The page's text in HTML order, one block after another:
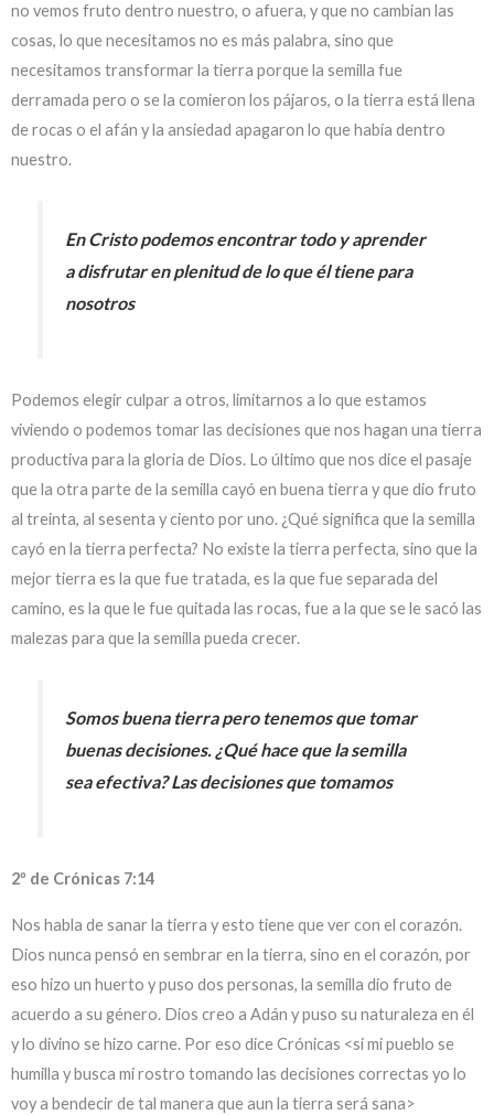
no vemos fruto dentro nuestro, o afuera, y que no cambian las
cosas, lo que necesitamos no es más palabra, sino que
necesitamos transformar la tierra porque la semilla fue
derramada pero o se la comieron los pájaros, o la tierra está llena
de rocas o el afán y la ansiedad apagaron lo que había dentro
nuestro.
En Cristo podemos encontrar todo y aprender
a disfrutar en plenitud de lo que él tiene para
nosotros
Podemos elegir culpar a otros, limitarnos a lo que estamos
viviendo o podemos tomar las decisiones que nos hagan una tierra
productiva para la gloria de Dios. Lo último que nos dice el pasaje
que la otra parte de la semilla cayó en buena tierra y que dio fruto
al treinta, al sesenta y ciento por uno. ¿Qué significa que la semilla
cayó en la tierra perfecta? No existe la tierra perfecta, sino que la
mejor tierra es la que fue tratada, es la que fue separada del
camino, es la que le fue quitada las rocas, fue a la que se le sacó las
malezas para que la semilla pueda crecer.
Somos buena tierra pero tenemos que tomar
buenas decisiones. ¿Qué hace que la semilla
sea efectiva? Las decisiones que tomamos
2º de Crónicas 7:14
Nos habla de sanar la tierra y esto tiene que ver con el corazón.
Dios nunca pensó en sembrar en la tierra, sino en el corazón, por
eso hizo un huerto y puso dos personas, la semilla dio fruto de
acuerdo a su género. Dios creo a Adán y puso su naturaleza en él
y lo divino se hizo carne. Por eso dice Crónicas <si mi pueblo se
humilla y busca mi rostro tomando las decisiones correctas yo lo
voy a bendecir de tal manera que aun la tierra será sana>